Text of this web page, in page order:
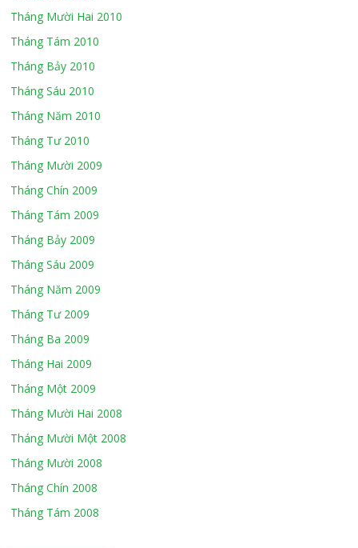
Tháng Mười Hai 2010
Tháng Tám 2010
Tháng Bảy 2010
Tháng Sáu 2010
Tháng Năm 2010
Tháng Tư 2010
Tháng Mười 2009
Tháng Chín 2009
Tháng Tám 2009
Tháng Bảy 2009
Tháng Sáu 2009
Tháng Năm 2009
Tháng Tư 2009
Tháng Ba 2009
Tháng Hai 2009
Tháng Một 2009
Tháng Mười Hai 2008
Tháng Mười Một 2008
Tháng Mười 2008
Tháng Chín 2008
Tháng Tám 2008